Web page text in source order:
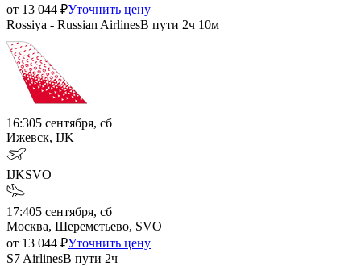
от 13 044 ₽Уточнить цену
Rossiya - Russian AirlinesВ пути 2ч 10м
16:305 сентября, сб
Ижевск, IJK
IJKSVO
17:405 сентября, сб
Москва, Шереметьево, SVO
от 13 044 ₽Уточнить цену
S7 AirlinesВ пути 2ч